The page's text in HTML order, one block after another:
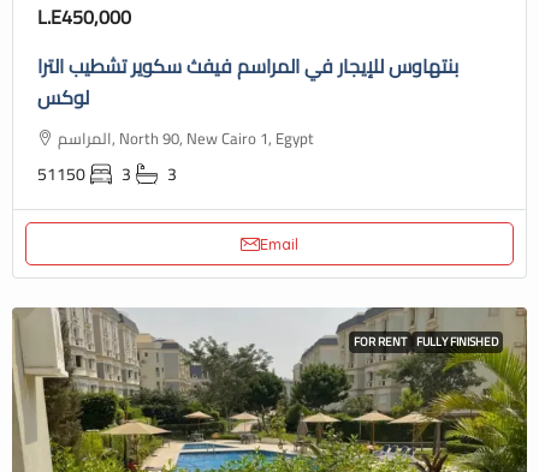
L.E450,000
بنتهاوس للإيجار في المراسم فيفث سكوير تشطيب الترا
لوكس
المراسم, North 90, New Cairo 1, Egypt
51150 3 3
Email
FOR RENT FULLY FINISHED